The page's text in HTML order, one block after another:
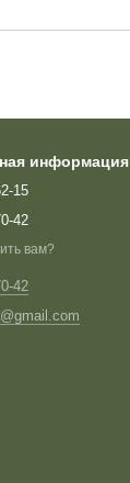
информация
15
42
вам?
42